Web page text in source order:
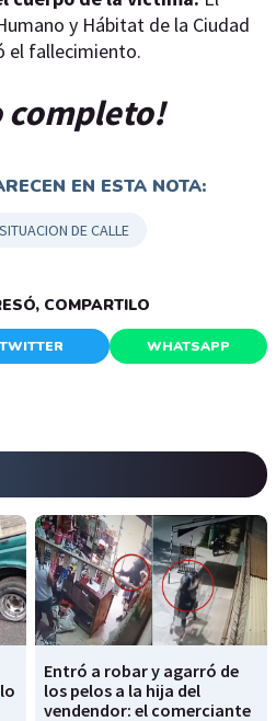
y Hábitat de la Ciudad
el fallecimiento.
completo!
EN ESTA NOTA:
SITUACION DE CALLE
COMPARTILO
TWITTER WHATSAPP
Entró a robar y agarró de
los pelos a la hija del
vendendor: el comerciante